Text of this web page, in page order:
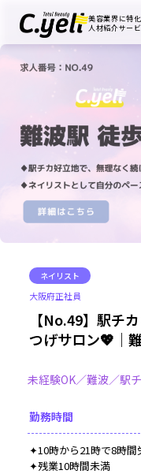
美容業界に特
人材紹介サー
ネイリスト
大阪府正社員
【No.49】駅チ
つげサロン💖｜
未経験OK／難波／駅
勤務時間
✦10時から21時で8時間
✦残業10時間未満